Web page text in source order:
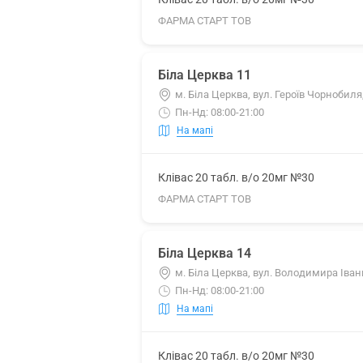
ФАРМА СТАРТ ТОВ
Біла Церква 11
м. Біла Церква, вул. Героїв
Пн-Нд: 08:00-21:00
На мапі
Клівас 20 табл. в/о 20мг №30
ФАРМА СТАРТ ТОВ
Біла Церква 14
м. Біла Церква, вул. Володимира
Пн-Нд: 08:00-21:00
На мапі
Клівас 20 табл. в/о 20мг №30